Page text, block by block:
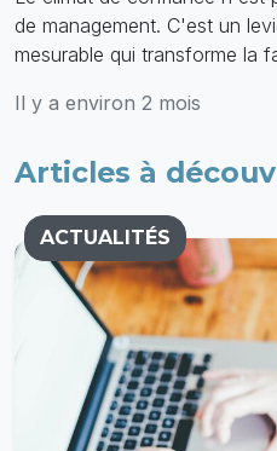
de management. C'est un
mesurable qui transforme la
Il y a environ 2 mois
Articles à
ACTUALITÉS